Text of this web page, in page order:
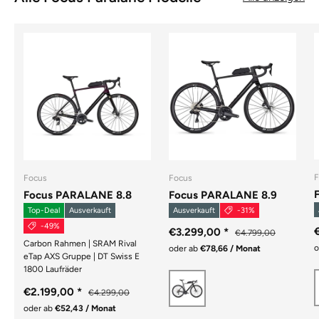
Focus
Focus PARALANE 8.8
Top-Deal
Ausverkauft
-49%
Carbon Rahmen | SRAM Rival
eTap AXS Gruppe | DT Swiss E
1800 Laufräder
€2.199,00 *
€4.299,00
oder ab €52,43 / Monat
Focus
Focus PARALANE 8.9
Ausverkauft -31%
€3.299,00 *
€4.799,00
oder ab €78,66 / Monat